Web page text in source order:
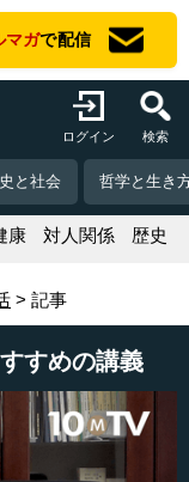
マガで配信
ログイン 検索
と社会 哲学と生き
康 対人関係 歴史
記事
すめの講義